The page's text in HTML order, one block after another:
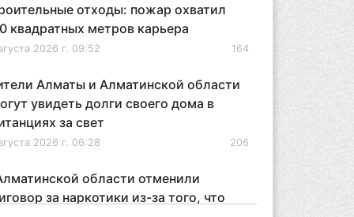
отходы: пожар охватил
квадратных метров карьера
2026 г. 09:52 164
Алматы и Алматинской области
увидеть долги своего дома в
за свет
2026 г. 06:28 206
области отменили
за наркотики из-за того, что